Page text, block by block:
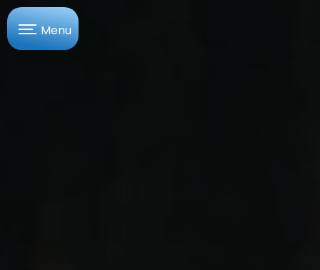
Menu
Panneau de gestion des cookies